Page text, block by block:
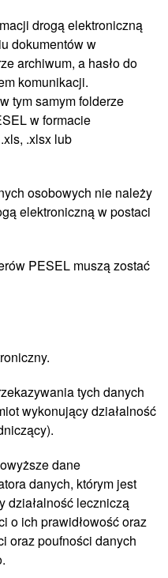
drogą elektroniczną
dokumentów w
archiwum, a hasło do
komunikacji.
tym samym folderze
w formacie
.xlsx lub
osobowych nie należy
elektroniczną w postaci
PESEL muszą zostać
tych danych
wykonujący działalność
dane
danych, którym jest
działalność leczniczą
o ich prawidłowość oraz
oraz poufności danych